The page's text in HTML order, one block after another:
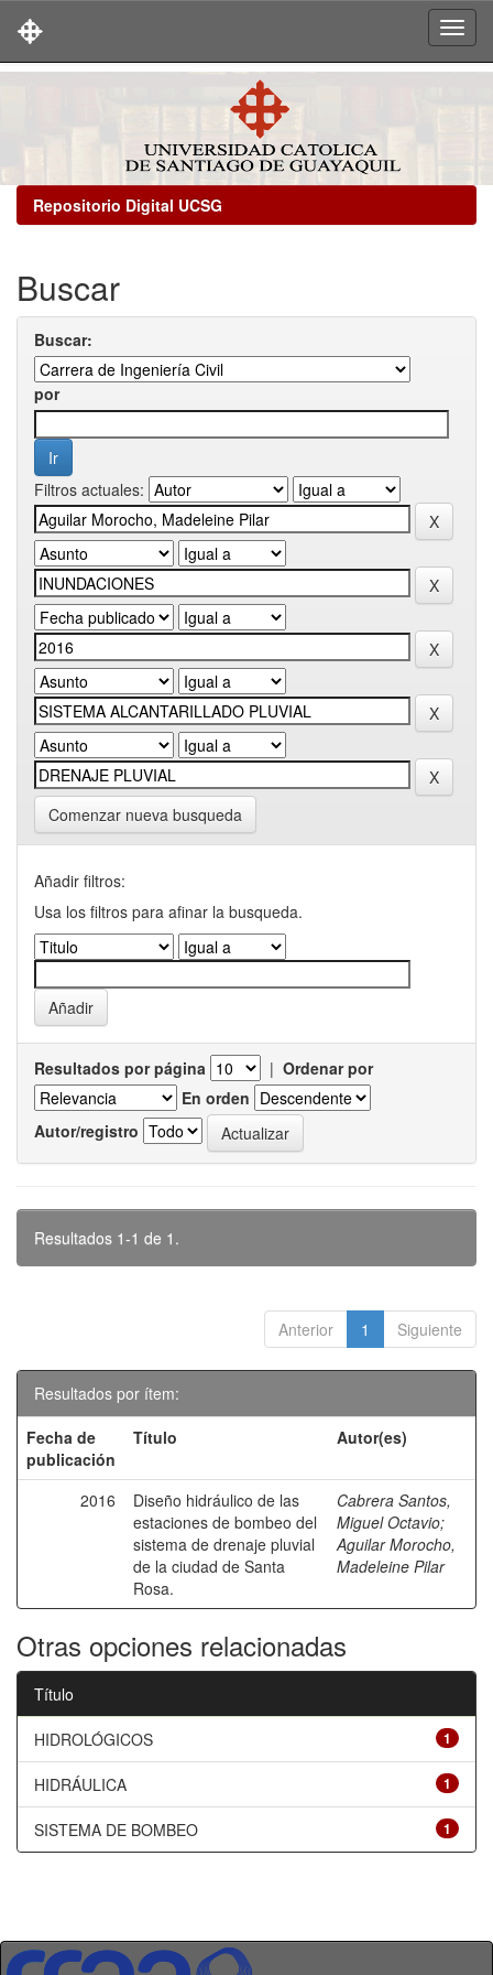
Repositorio Digital UCSG
Buscar
Buscar:
por
Filtros actuales:
Comenzar nueva busqueda
Añadir filtros:
Usa los filtros para afinar la busqueda.
Resultados por página | Ordenar por
En orden
Autor/registro
Resultados 1-1 de 1.
Anterior 1 Siguiente
Resultados por ítem:
Fecha de
publicación
Título Autor(es)
2016
Diseño hidráulico de las
estaciones de bombeo del
sistema de drenaje pluvial
de la ciudad de Santa
Rosa.
Cabrera Santos,
Miguel Octavio;
Aguilar Morocho,
Madeleine Pilar
Otras opciones relacionadas
Título
1
HIDROLÓGICOS
1
HIDRÁULICA
1
SISTEMA DE BOMBEO